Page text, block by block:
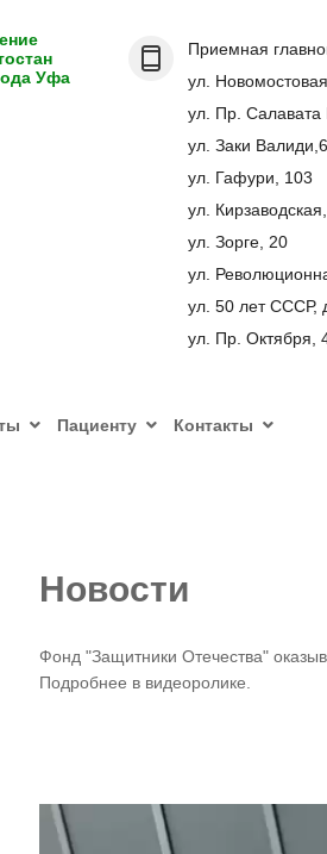
Уфа
Приемная
ул.
ул. Пр. Салавата
ул. Заки
ул. Гафури, 103
ул.
ул. Зорге, 20
ул.
ул. 50 лет СССР,
ул. Пр. Октября,
Пациенту Контакты
Новости
Фонд "Защитники Отечества"
Подробнее в видеоролике.